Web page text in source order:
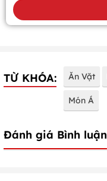
TỪ KHÓA: Ăn Vặt
Món Á
Đánh giá Bình luận